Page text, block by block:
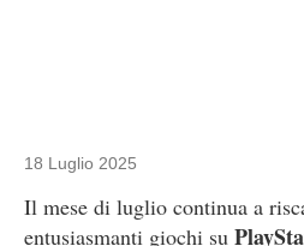
18 Luglio 2025
Il mese di luglio continua a
entusiasmanti giochi su